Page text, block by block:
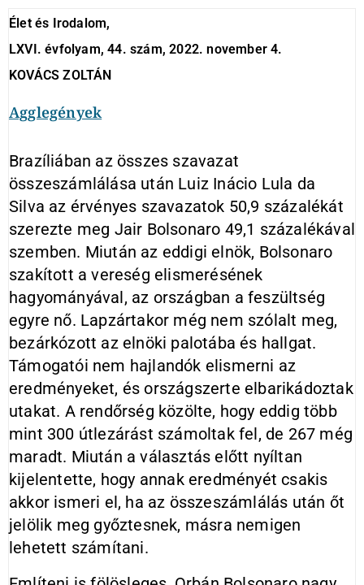
Élet és Irodalom,
LXVI. évfolyam, 44. szám, 2022. november 4.
KOVÁCS ZOLTÁN
Agglegények
Brazíliában az összes szavazat
összeszámlálása után Luiz Inácio Lula da
Silva az érvényes szavazatok 50,9 százalékát
szerezte meg Jair Bolsonaro 49,1 százalékával
szemben. Miután az eddigi elnök, Bolsonaro
szakított a vereség elismerésének
hagyományával, az országban a feszültség
egyre nő. Lapzártakor még nem szólalt meg,
bezárkózott az elnöki palotába és hallgat.
Támogatói nem hajlandók elismerni az
eredményeket, és országszerte elbarikádoztak
utakat. A rendőrség közölte, hogy eddig több
mint 300 útlezárást számoltak fel, de 267 még
maradt. Miután a választás előtt nyíltan
kijelentette, hogy annak eredményét csakis
akkor ismeri el, ha az összeszámlálás után őt
jelölik meg győztesnek, másra nemigen
lehetett számítani.